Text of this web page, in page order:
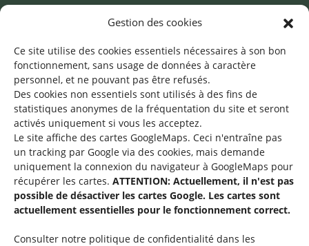
Gestion des cookies
Ce site utilise des cookies essentiels nécessaires à son bon
fonctionnement, sans usage de données à caractère
personnel, et ne pouvant pas être refusés.
Des cookies non essentiels sont utilisés à des fins de
statistiques anonymes de la fréquentation du site et seront
activés uniquement si vous les acceptez.
Le site affiche des cartes GoogleMaps. Ceci n'entraîne pas
un tracking par Google via des cookies, mais demande
uniquement la connexion du navigateur à GoogleMaps pour
récupérer les cartes. ATTENTION: Actuellement, il n'est pas
possible de désactiver les cartes Google. Les cartes sont
actuellement essentielles pour le fonctionnement correct.
Consulter notre politique de confidentialité dans les
Mentions légales
Une offre du
Service national de la jeunesse
48-50 rue Charles Martel